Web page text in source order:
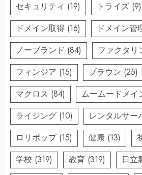
セキュリティ (19) トライズ (9)
ドメイン取得 (16) ドメイン管
ノーブランド (84) ファクタリ
フィンジア (15) ブラウン (25)
マクロス (84) ムームードメイ
ライジング (10) レンタルサー
ロリポップ(15) 健康 (13)
学校 (319) 教育 (319) 日立